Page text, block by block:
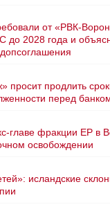
от «РВК-
до 2028 года и
просит продлить
перед
главе фракции ЕР в
освобождении
исландские